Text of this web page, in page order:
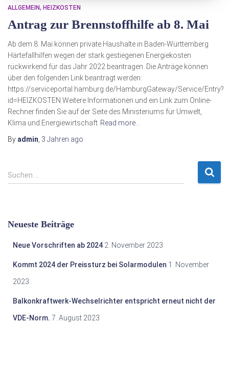
ALLGEMEIN HEIZKOSTEN
Antrag zur Brennstoffhilfe ab 8. Mai
Ab dem 8. Mai können private Haushalte in Baden-Württemberg
Härtefallhilfen wegen der stark gestiegenen Energiekosten
rückwirkend für das Jahr 2022 beantragen. Die Anträge können
über den folgenden Link beantragt werden:
https://serviceportal.hamburg.de/HamburgGateway/Service/Entry?
id=HEIZKOSTEN Weitere Informationen und ein Link zum Online-
Rechner finden Sie auf der Seite des Ministeriums für Umwelt,
Klima und Energiewirtschaft Read more…
By admin, 3 Jahren ago
S
u
n
Suchen …
Neueste Beiträge
Neue Vorschriften ab 2024 2. November 2023
Kommt 2024 der Preissturz bei Solarmodulen 1. November
2023
Balkonkraftwerk-Wechselrichter entspricht erneut nicht der
VDE-Norm. 7. August 2023